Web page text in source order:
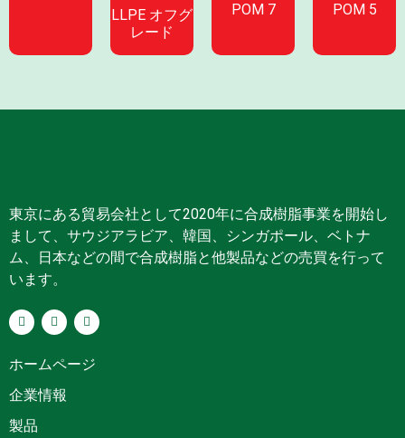
LLPE オフグ
レード
POM 7 POM 5
東京にある貿易会社として2020年に合成樹脂事業を開始し
まして、サウジアラビア、韓国、シンガポール、ベトナ
ム、日本などの間で合成樹脂と他製品などの売買を行って
います。
ホームページ
企業情報
製品